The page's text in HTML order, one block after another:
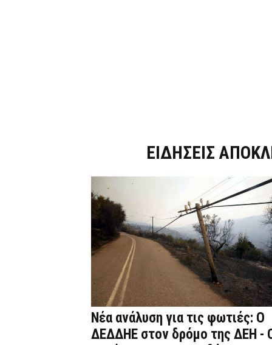
ΕΙΔΗΣΕΙΣ
Νέα ανάλυση για τις φωτιές: Ο
ΔΕΔΔΗΕ στον δρόμο της ΔΕΗ -